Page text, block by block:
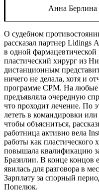
Анна Берлина
О судебном
рассказал партнер Lidings
в одной фармацевтической
пластический хирург из
дистанционным
ничего не делала, хотя и
программе СРМ. На любые
предъявляла очередную
что проходит лечение. По
лететь в командировки
чтобы объясниться,
работница активно вела
работы как пластического
повышала квалификацию
Бразилии. В конце концов
явилась для разговора в
Зарплату за спорный
Попелюк.